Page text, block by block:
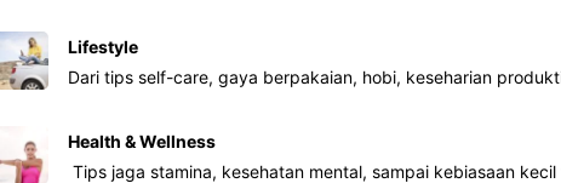
Lifestyle
Dari tips self-care, gaya berpakaian, hobi, keseharian
Health & Wellness
Tips jaga stamina, kesehatan mental, sampai kebiasaan